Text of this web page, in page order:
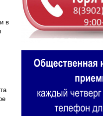
в